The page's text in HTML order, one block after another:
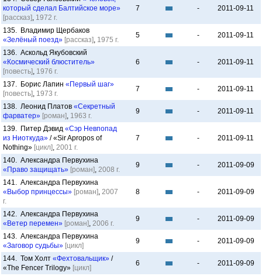
который сделал Балтийское море»
[рассказ], 1972 г.
7 - 2011-09-11
135. Владимир Щербаков
«Зелёный поезд» [рассказ], 1975 г.
5 - 2011-09-11
136. Аскольд Якубовский
«Космический блюститель»
[повесть], 1976 г.
6 - 2011-09-11
137. Борис Лапин «Первый шаг»
[повесть], 1973 г.
7 - 2011-09-11
138. Леонид Платов «Секретный
фарватер» [роман], 1963 г.
9 - 2011-09-11
139. Питер Дэвид «Сэр Невпопад
из Ниоткуда» / «Sir Apropos of
Nothing» [цикл], 2001 г.
7 - 2011-09-11
140. Александра Первухина
«Право защищать» [роман], 2008 г.
9 - 2011-09-09
141. Александра Первухина
«Выбор принцессы» [роман], 2007
г.
8 - 2011-09-09
142. Александра Первухина
«Ветер перемен» [роман], 2006 г.
9 - 2011-09-09
143. Александра Первухина
«Заговор судьбы» [цикл]
9 - 2011-09-09
144. Том Холт «Фехтовальщик» /
«The Fencer Trilogy» [цикл]
6 - 2011-09-09